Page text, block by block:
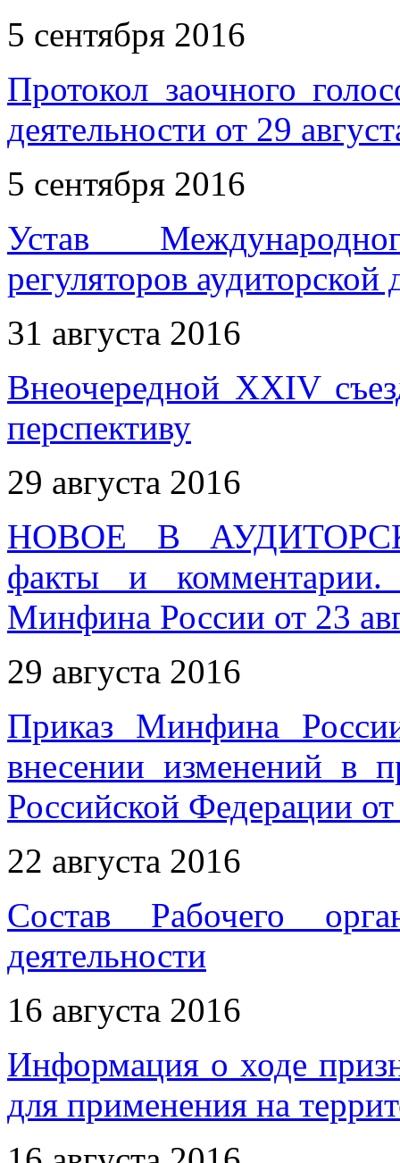
5 сентября 2016
Протокол заочного
деятельности от 29
5 сентября 2016
Устав
регуляторов аудиторской
31 августа 2016
Внеочередной XXIV
перспективу
29 августа 2016
НОВОЕ В
факты и комментарии.
Минфина России от 23
29 августа 2016
Приказ Минфина
внесении изменений в
Российской Федерации
22 августа 2016
Состав Рабочего
деятельности
16 августа 2016
Информация о ходе
для применения на